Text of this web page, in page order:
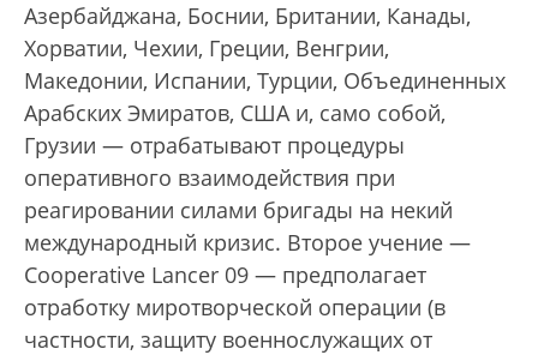
Азербайджана, Боснии, Британии, Канады,
Хорватии, Чехии, Греции, Венгрии,
Македонии, Испании, Турции, Объединенных
Арабских Эмиратов, США и, само собой,
Грузии — отрабатывают процедуры
оперативного взаимодействия при
реагировании силами бригады на некий
международный кризис. Второе учение —
Cooperative Lancer 09 — предполагает
отработку миротворческой операции (в
частности, защиту военнослужащих от